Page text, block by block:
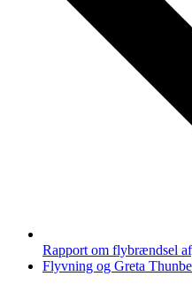
Rapport om flybrændsel
next
Flyvning og Greta